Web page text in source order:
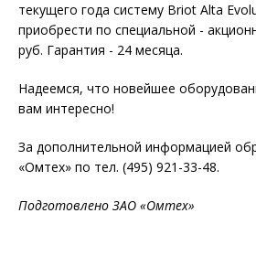
текущего года систему Briot Alta
приобрести по специальной -
руб. Гарантия - 24 месяца.
Надеемся, что новейшее
вам интересно!
За дополнительной информацией
«Омтех» по тел. (495) 921-33-48.
Подготовлено ЗАО «Омтех»